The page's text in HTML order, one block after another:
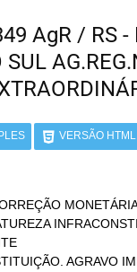
AgR / RS -
SUL
VERSÃO HTML